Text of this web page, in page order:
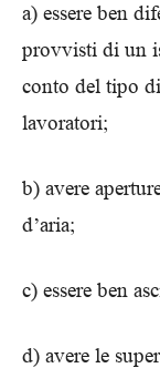
a) essere ben
provvisti di un
conto del tipo
lavoratori;
b) avere
d’aria;
c) essere ben
d) avere le